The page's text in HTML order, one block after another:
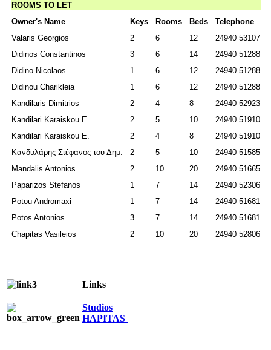
ROOMS TO LET
Owner's Name
Keys Rooms Beds
Telephone
Valaris Georgios
2 6 12
24940 53107
Didinos Constantinos
3 6 14
24940 51288
Didino Nicolaos 1 6 12
24940 51288
Didinou Charikleia
1 6 12
24940 51288
Kandilaris Dimitrios
2 4 8
24940 52923
Kandilari Karaiskou E.
2 5 10
24940 51910
Kandilari Karaiskou E.
2 4 8
24940 51910
Κανδυλάρης Στέφανος του Δημ.
2 5 10
24940 51585
Mandalis Antonios
2 10 20
24940 51665
Paparizos Stefanos
1 7 14
24940 52306
Potou Andromaxi 1 7 14
24940 51681
Potos Antonios
3 7 14
24940 51681
Chapitas Vasileios
2 10 20 24940 52806
Links
Studios
HAPITAS